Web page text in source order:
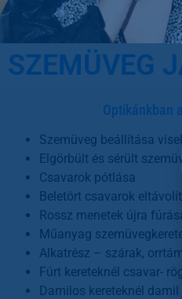
május
SZEMÜVEG
Optikánkban
Szemüveg beállítása
Elgörbült és sérült
Csavarok pótlása
Beletört csavarok
Rossz menetek újra
Műanyag
Alkatrész – szárak,
Fúrt kereteknél csavar-
Damilos kereteknél